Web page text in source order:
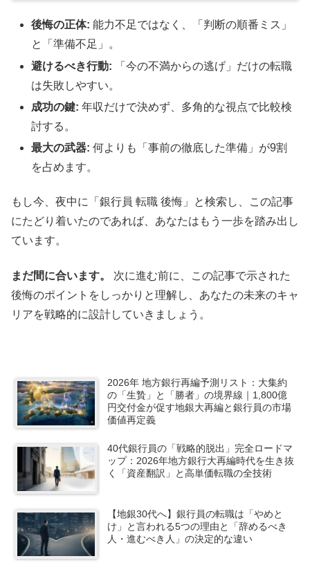
後悔の正体: 能力不足ではなく、「判断の順番ミス」
と「準備不足」。
避けるべき行動: 「今の不満からの逃げ」だけの転職
は失敗しやすい。
成功の鍵: 年収だけで決めず、多角的な視点で比較検
討する。
最大の武器: 何よりも「事前の徹底した準備」が9割
を占めます。
もし今、夜中に「銀行員 転職 後悔」と検索し、この記事
にたどり着いたのであれば、あなたはもう一歩を踏み出し
ています。
まだ間に合います。
次に進む前に、この記事で示された
後悔のポイントをしっかりと理解し、あなたの未来のキャ
リアを戦略的に設計していきましょう。
2026年 地方銀行再編予測リスト：大集約
の「生贄」と「勝者」の境界線｜1,800億
円交付金が促す地銀大再編と銀行員の市場
価値再定義
40代銀行員の「戦略的脱出」完全ロードマ
ップ：2026年地方銀行大再編時代を生き抜
く「資産翻訳」と高単価転職の全技術
【地銀30代へ】銀行員の転職は「やめと
け」と言われる5つの理由と「辞めるべき
人・進むべき人」の決定的な違い